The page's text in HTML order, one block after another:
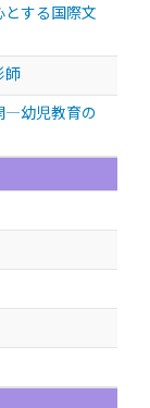
する国際文
師
—幼児教育の